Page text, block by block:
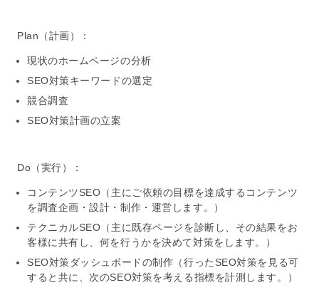
Plan（計画）：
現状のホームページの分析
SEO対策キーワードの選定
競合調査
SEO対策計画の立案
Do（実行）：
コンテンツSEO（主にご依頼の目標を達成するコンテンツ
を調査企画・設計・制作・運営します。）
テクニカルSEO（主に既存ページを診断し、その結果をお
客様に共有し、何を行うかを決めて対策をします。）
SEO対策ダッシュボードの制作（行ったSEO対策を見る可
すると共に、次のSEO対策を考える指標を計測します。）